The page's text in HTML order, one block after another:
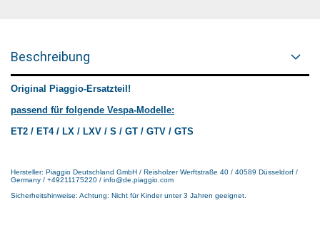
Beschreibung
Original Piaggio-Ersatzteil!
passend für folgende Vespa-Modelle:
ET2 / ET4 / LX / LXV / S / GT / GTV / GTS
Hersteller: Piaggio Deutschland GmbH / Reisholzer Werftstraße 40 / 40589 Düsseldorf /
Germany / +49211175220 / info@de.piaggio.com
Sicherheitshinweise: Achtung: Nicht für Kinder unter 3 Jahren geeignet.